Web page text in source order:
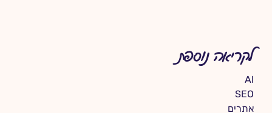
לקריאה נוספת
AI
SEO
אתרים